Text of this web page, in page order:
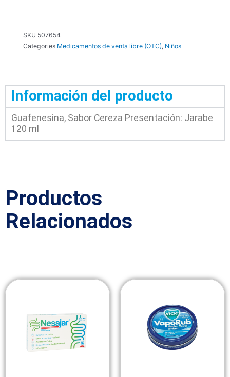
SKU 507654
Categories Medicamentos de venta libre (OTC), Niños
Información del producto
Guafenesina, Sabor Cereza Presentación: Jarabe
120 ml
Productos
Relacionados